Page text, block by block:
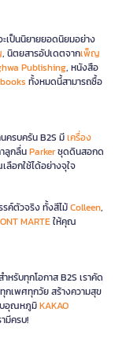
เป็นนิยายยอดนิยมอย่าง
, นิตยสารอัปเดตจากเพ็ญ
Publishing, หนังสือ
ทั้งหมดนี้สามารถซื้อ
ครบครัน B2S มีเครื่อง
ลูกลื่นParkerชุดดินสอกด
ลือกใช้ได้อย่างจุใจ
ค์ตัวจริง ทั้งสีไม้Colleen,
MARTEให้คุณ
รับทุกโอกาส B2S เราคัด
กเพศทุกวัย สร้างความสุข
บอุณหภูมิKAKAO
ามีครบ!